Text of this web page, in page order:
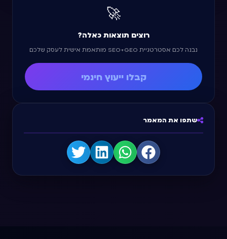
🚀
רוצים תוצאות כאלה?
נבנה לכם אסטרטגיית SEO+GEO מותאמת אישית לעסק שלכם.
קבלו ייעוץ חינמי
שתפו את המאמר